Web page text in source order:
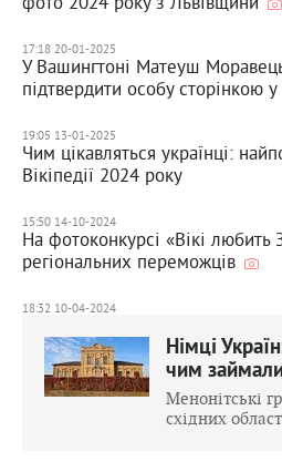
17:18 20-01-2025
У Вашингтоні Матеуш
підтвердити особу сторінкою у
19:05 13-01-2025
Чим цікавляться українці:
Вікіпедії 2024 року
15:50 14-10-2024
На фотоконкурсі «Вікі
регіональних переможців
18:32 10-04-2024
Німці
чим
Менонітські
східних